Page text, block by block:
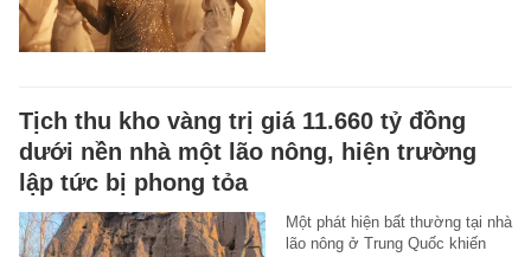
Tịch thu kho vàng trị giá 11.660 tỷ đồng
dưới nền nhà một lão nông, hiện trường
lập tức bị phong tỏa
Một phát hiện bất thường tại nhà
lão nông ở Trung Quốc khiến